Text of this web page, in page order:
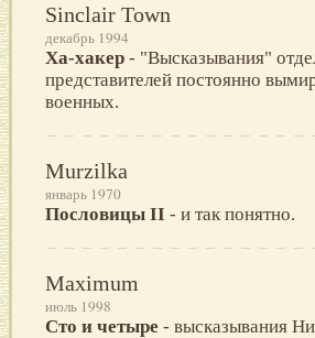
Sinclair Town
декабрь 1994
Ха-хакер - "Высказывания"
представителей постоянно
военных.
Murzilka
январь 1970
Пословицы II - и так понятно.
Maximum
июль 1998
Сто и четыре - высказывания